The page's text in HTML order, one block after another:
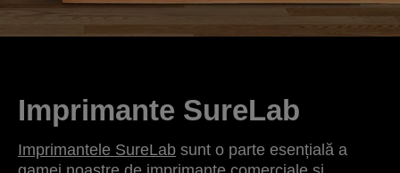
Imprimante SureLab
Imprimantele SureLab sunt o parte esențială a